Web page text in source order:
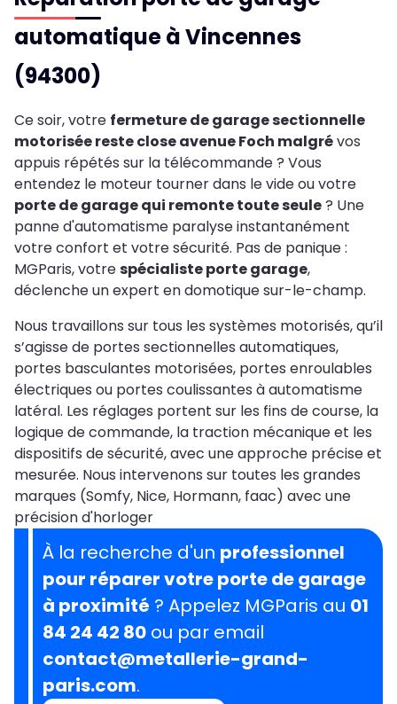
automatique à Vincennes
(94300)
Ce soir, votre fermeture de garage sectionnelle
motorisée reste close avenue Foch malgrévos
appuis répétés sur la télécommande ? Vous
entendez le moteur tourner dans le vide ou votre
porte de garage qui remonte toute seule? Une
panne d'automatisme paralyse instantanément
votre confort et votre sécurité. Pas de panique :
MGParis, votrespécialiste porte garage,
déclenche un expert en domotique sur-le-champ.
Nous travaillons sur tous les systèmes motorisés, qu’il
s’agisse de portes sectionnelles automatiques,
portes basculantes motorisées, portes enroulables
électriques ou portes coulissantes à automatisme
latéral. Les réglages portent sur les fins de course, la
logique de commande, la traction mécanique et les
dispositifs de sécurité, avec une approche précise et
mesurée. Nous intervenons sur toutes les grandes
marques (Somfy, Nice, Hormann, faac) avec une
précision d'horloger
À la recherche d'un professionnel
pour réparer votre porte de garage
à proximité ? Appelez MGParis au 01
84 24 42 80 ou par email
contact@metallerie-grand-
paris.com.